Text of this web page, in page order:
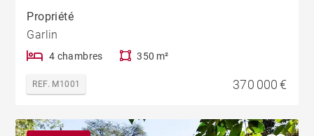
Propriété
Garlin
4 chambres 350 m²
REF. M1001 370 000 €